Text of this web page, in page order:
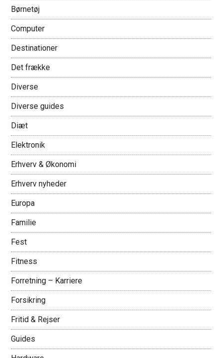
Børnetøj
Computer
Destinationer
Det frække
Diverse
Diverse guides
Diæt
Elektronik
Erhverv & Økonomi
Erhverv nyheder
Europa
Familie
Fest
Fitness
Forretning – Karriere
Forsikring
Fritid & Rejser
Guides